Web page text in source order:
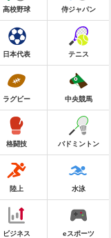
高校野球 侍ジャパン
日本代表 テニス
ラグビー 中央競馬
格闘技 バドミントン
陸上 水泳
ビジネス eスポーツ